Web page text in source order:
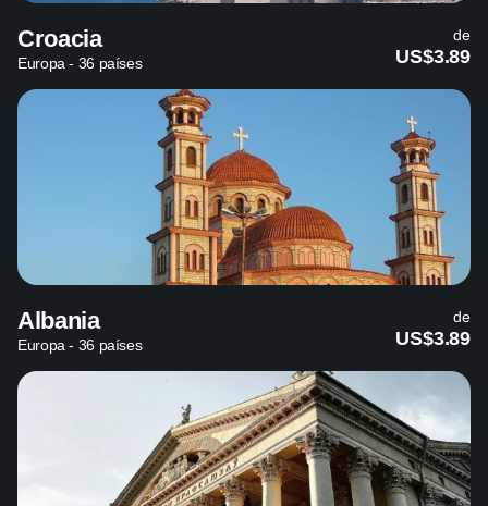
Croacia
Europa - 36 países
de
US$3.89
Albania
Europa - 36 países
de
US$3.89